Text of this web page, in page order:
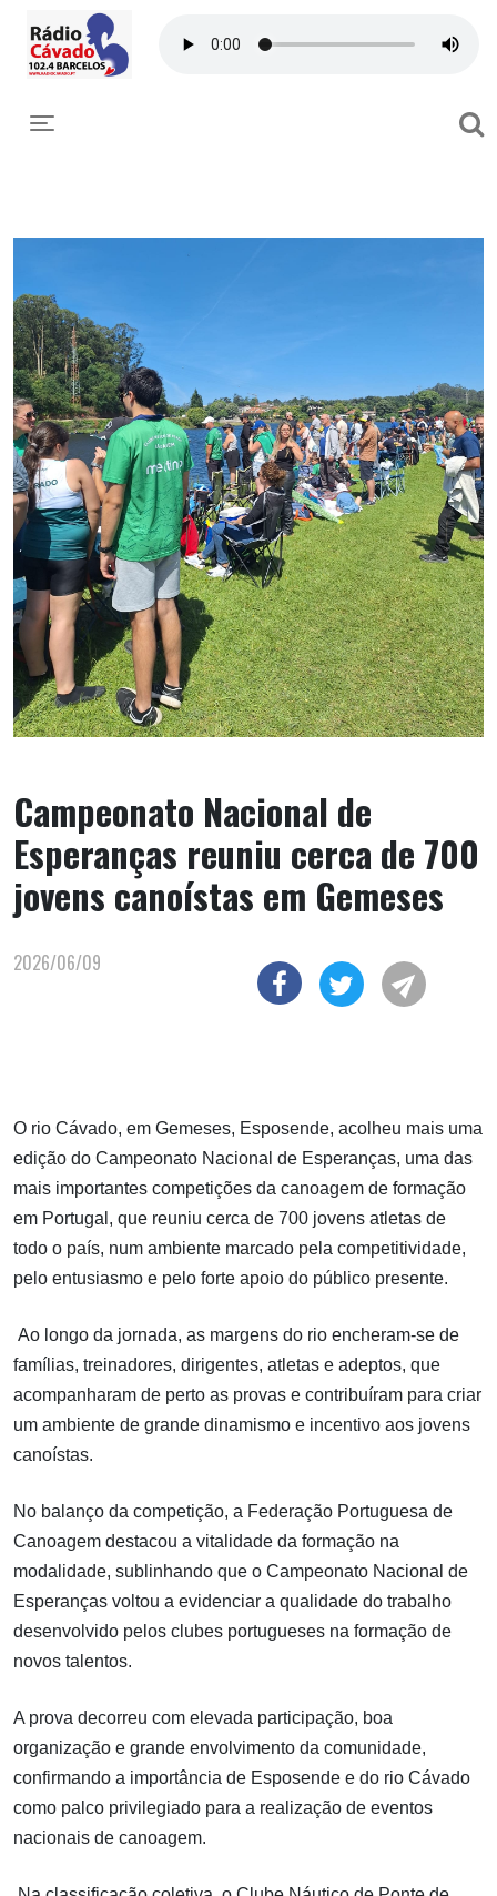
Toggle navigation
Campeonato Nacional de
Esperanças reuniu cerca de 700
jovens canoístas em Gemeses
2026/06/09
O rio Cávado, em Gemeses, Esposende, acolheu mais uma
edição do Campeonato Nacional de Esperanças, uma das
mais importantes competições da canoagem de formação
em Portugal, que reuniu cerca de 700 jovens atletas de
todo o país, num ambiente marcado pela competitividade,
pelo entusiasmo e pelo forte apoio do público presente.
Ao longo da jornada, as margens do rio encheram-se de
famílias, treinadores, dirigentes, atletas e adeptos, que
acompanharam de perto as provas e contribuíram para criar
um ambiente de grande dinamismo e incentivo aos jovens
canoístas.
No balanço da competição, a Federação Portuguesa de
Canoagem destacou a vitalidade da formação na
modalidade, sublinhando que o Campeonato Nacional de
Esperanças voltou a evidenciar a qualidade do trabalho
desenvolvido pelos clubes portugueses na formação de
novos talentos.
A prova decorreu com elevada participação, boa
organização e grande envolvimento da comunidade,
confirmando a importância de Esposende e do rio Cávado
como palco privilegiado para a realização de eventos
nacionais de canoagem.